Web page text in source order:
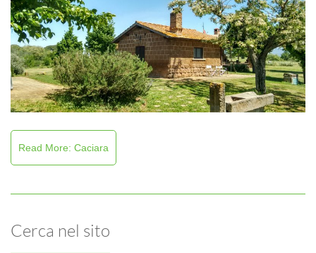
Read More: Caciara
Cerca nel sito